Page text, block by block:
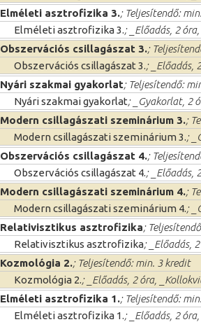
Elméleti asztrofizika 3.; Teljesítendő:
Elméleti asztrofizika 3.; _Előadás, 2
Obszervációs csillagászat 3.;
Obszervációs csillagászat 3.; _Előadás,
Nyári szakmai gyakorlat; Teljesítendő:
Nyári szakmai gyakorlat; _Gyakorlat, 2
Modern csillagászati szeminárium 3.;
Modern csillagászati szeminárium 3.;
Obszervációs csillagászat 4.;
Obszervációs csillagászat 4.; _Előadás,
Modern csillagászati szeminárium 4.;
Modern csillagászati szeminárium 4.;
Relativisztikus asztrofizika;
Relativisztikus asztrofizika; _Előadás,
Kozmológia 2.; Teljesítendő: min. 3 kredit
Kozmológia 2.; _Előadás, 2 óra,
Elméleti asztrofizika 1.; Teljesítendő:
Elméleti asztrofizika 1.; _Előadás, 2